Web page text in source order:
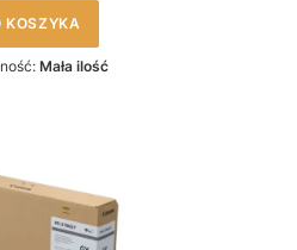
KOSZYKA
Mała ilość